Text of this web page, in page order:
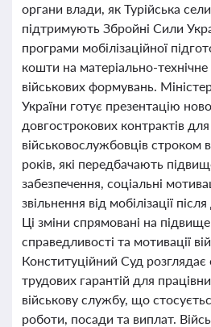
органи влади, як Турійська
підтримують Збройні Сили
програми мобілізаційної
кошти на матеріально-технічне
військових формувань.
України готує презентацію
довгострокових контрактів для
військовослужбовців строком
років, які передбачають
забезпечення, соціальні
звільнення від мобілізації
Ці зміни спрямовані на
справедливості та мотивації
Конституційний Суд
трудових гарантій для
військову службу, що
роботи, посади та виплат.